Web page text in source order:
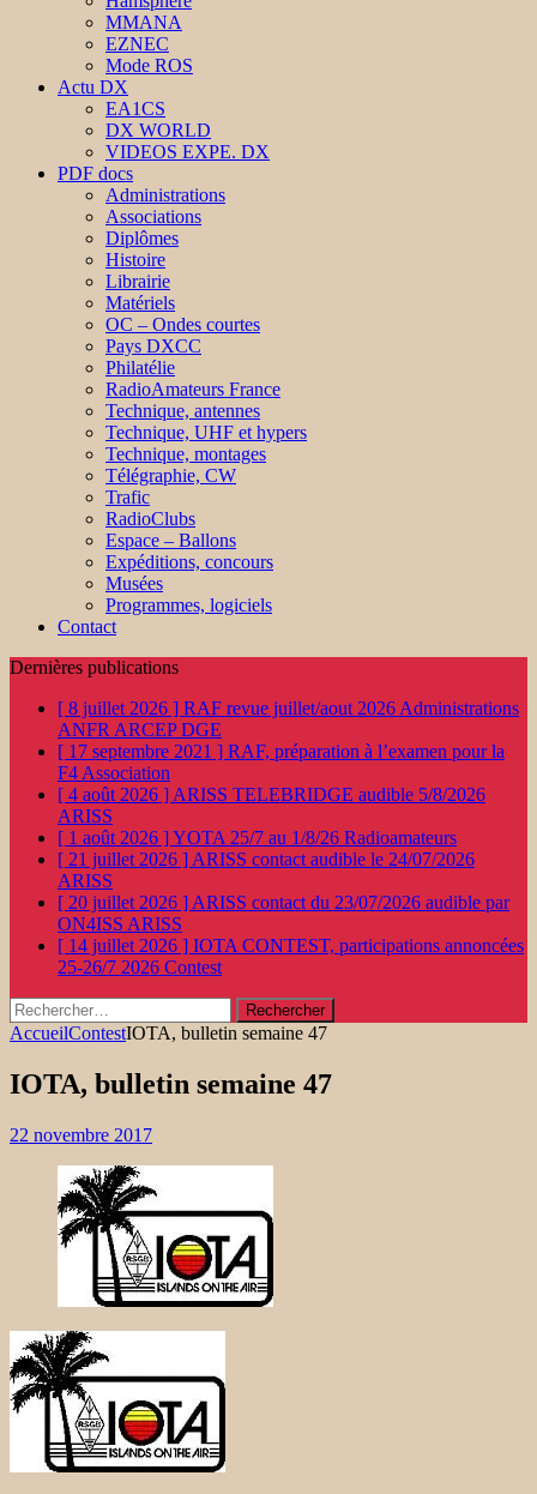
MMANA
EZNEC
Mode ROS
Actu DX
EA1CS
DX WORLD
VIDEOS EXPE. DX
PDF docs
Administrations
Associations
Diplômes
Histoire
Librairie
Matériels
OC – Ondes courtes
Pays DXCC
Philatélie
RadioAmateurs France
Technique, antennes
Technique, UHF et hypers
Technique, montages
Télégraphie, CW
Trafic
RadioClubs
Espace – Ballons
Expéditions, concours
Musées
Programmes, logiciels
Contact
Dernières publications
[ 8 juillet 2026 ] RAF revue juillet/aout 2026 Administrations
ANFR ARCEP DGE
[ 17 septembre 2021 ] RAF, préparation à l’examen pour la
F4 Association
[ 4 août 2026 ] ARISS TELEBRIDGE audible 5/8/2026
ARISS
[ 1 août 2026 ]YOTA 25/7 au 1/8/26 Radioamateurs
[ 21 juillet 2026 ] ARISS contact audible le 24/07/2026
ARISS
[ 20 juillet 2026 ] ARISS contact du 23/07/2026 audible par
ON4ISS ARISS
[ 14 juillet 2026 ] IOTA CONTEST, participations annoncées
25-26/7 2026 Contest
Rechercher :
AccueilContestIOTA, bulletin semaine 47
IOTA, bulletin semaine 47
22 novembre 2017